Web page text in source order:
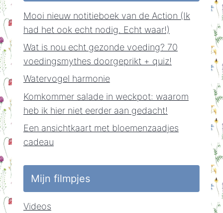
Mooi nieuw notitieboek van de Action (Ik
had het ook echt nodig. Echt waar!)
Wat is nou echt gezonde voeding? 70
voedingsmythes doorgeprikt + quiz!
Watervogel harmonie
Komkommer salade in weckpot: waarom
heb ik hier niet eerder aan gedacht!
Een ansichtkaart met bloemenzaadjes
cadeau
Mijn filmpjes
Videos